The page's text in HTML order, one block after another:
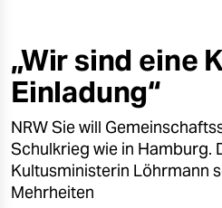
öko
gesellschaft
kultur
sport
„Wir sind eine
Einladung“
NRW Sie will
Schulkrieg wie in Hamburg.
Kultusministerin Löhrmann
Mehrheiten